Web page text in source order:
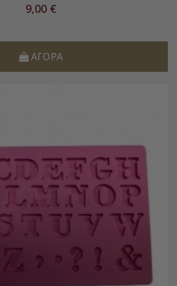
Τιμή
9,00 €
ΑΓΟΡΆ